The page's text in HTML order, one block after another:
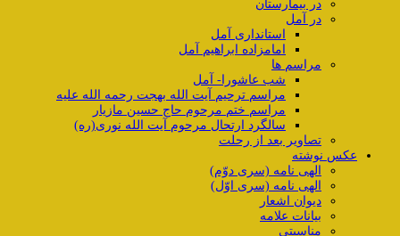
در بیمارستان
در آمل
استانداری آمل
امامزاده ابراهیم آمل
مراسم ها
شب عاشورا- آمل
مراسم ترحیم آیت الله بهجت رحمه الله علیه
مراسم ختم مرحوم حاج حسین مازیار
سالگرد ارتحال مرحوم آیت الله نوری(ره)
تصاویر بعد از رحلت
عکس نوشته
الهی نامه (سری دوّم)
الهی نامه (سری اوّل)
دیوان اشعار
بیانات علامه
مناسبتی